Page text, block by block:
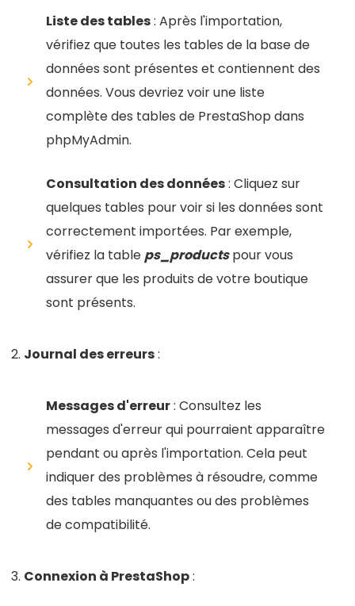
Liste des tables: Après l'importation,
vérifiez que toutes les tables de la base de
données sont présentes et contiennent des
données. Vous devriez voir une liste
complète des tables de PrestaShop dans
phpMyAdmin.
Consultation des données: Cliquez sur
quelques tables pour voir si les données sont
correctement importées. Par exemple,
vérifiez la tableps_productspour vous
assurer que les produits de votre boutique
sont présents.
Journal des erreurs:
Messages d'erreur: Consultez les
messages d'erreur qui pourraient apparaître
pendant ou après l'importation. Cela peut
indiquer des problèmes à résoudre, comme
des tables manquantes ou des problèmes
de compatibilité.
Connexion à PrestaShop: